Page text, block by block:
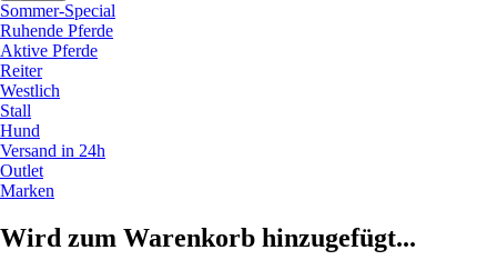
Sommer-Special
Ruhende Pferde
Aktive Pferde
Reiter
Westlich
Stall
Hund
Versand in 24h
Outlet
Marken
Wird zum Warenkorb hinzugefügt...